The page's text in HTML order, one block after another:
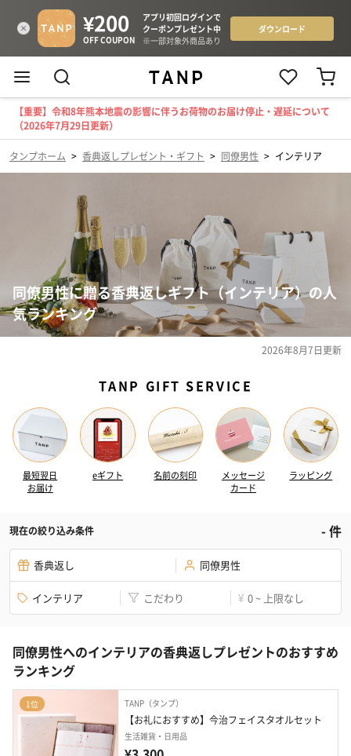
【重要】令和8年熊本地震の影響に伴うお荷物のお届け停止・遅延について
（2026年7月29日更新）
タンプホーム > 香典返しプレゼント・ギフト > 同僚男性 > インテリア
同僚男性に贈る香典返しギフト（インテリア）の人
気ランキング
2026年8月7日更新
TANP GIFT SERVICE
最短翌日
お届け
eギフト 名前の刻印
メッセージ
カード
ラッピング
現在の絞り込み条件 -件
香典返し 同僚男性
インテリア こだわり ¥ 0 ~ 上限なし
同僚男性へのインテリアの香典返しプレゼントのおすすめ
ランキング
1位 TANP（タンプ）
【お礼におすすめ】今治フェイスタオルセット
生活雑貨・日用品